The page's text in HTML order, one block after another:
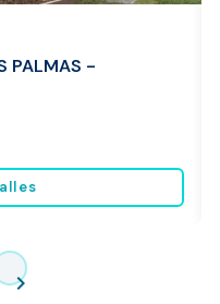
inmuebles ubicados en
PALMAS -
chevron_right